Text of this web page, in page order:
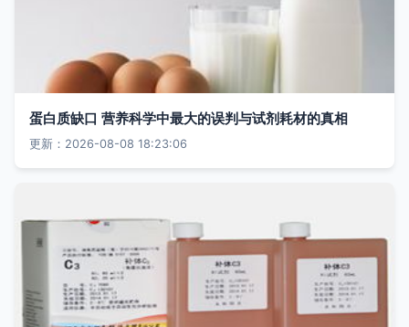
蛋白质缺口 营养科学中最大的误判与试剂耗材的真相
更新：2026-08-08 18:23:06